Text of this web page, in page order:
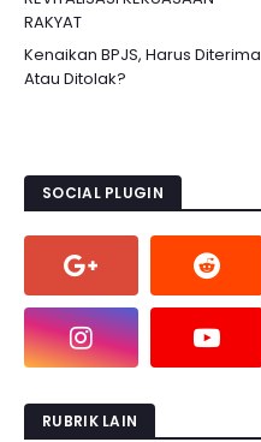
RAKYAT
Kenaikan BPJS, Harus Diterima
Atau Ditolak?
SOCIAL PLUGIN
RUBRIK LAIN